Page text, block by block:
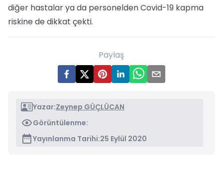
diğer hastalar ya da personelden Covid-19 kapma
riskine de dikkat çekti.
Paylaş
Yazar:Zeynep GÜÇLÜCAN
Görüntülenme:
Yayınlanma Tarihi:25 Eylül 2020